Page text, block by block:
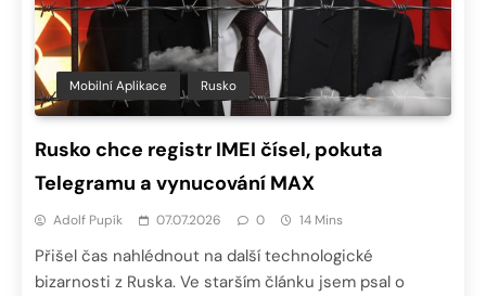
Mobilní Aplikace Rusko
Rusko chce registr IMEI čísel, pokuta
Telegramu a vynucování MAX
Adolf Pupík 07.07.2026 0 14 Mins
Přišel čas nahlédnout na další technologické
bizarnosti z Ruska. Ve starším článku jsem psal o